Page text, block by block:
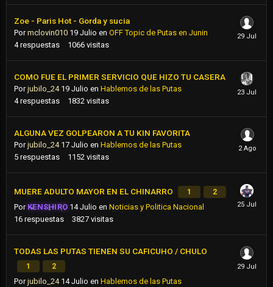
Zoe - Paris Hot - Gorda y sucia
Pormclovin010 19 Julio en OFF Topic de Putas en Junin
4 respuestas 1066 visitas
COMO FUE EL PRIMER SERVICIO QUE HIZO TU CASERA
Porjubilo_24 19 Julio en Hablemos de las Putas
4 respuestas 1832 visitas
ALGUNA VEZ GOLPEARON A TU KIN FAVORITA
Porjubilo_24 17 Julio en Hablemos de las Putas
5 respuestas 1152 visitas
MUERE ADULTO MAYOR EN EL CHINARRO 1 2
Por KENSHIRO 14 Julio enNoticias y Politica Nacional
16 respuestas 3827 visitas
TODAS LAS PUTAS TIENEN SU CAFICUHO / CHULO
1 2
Porjubilo_24 14 Julio en Hablemos de las Putas